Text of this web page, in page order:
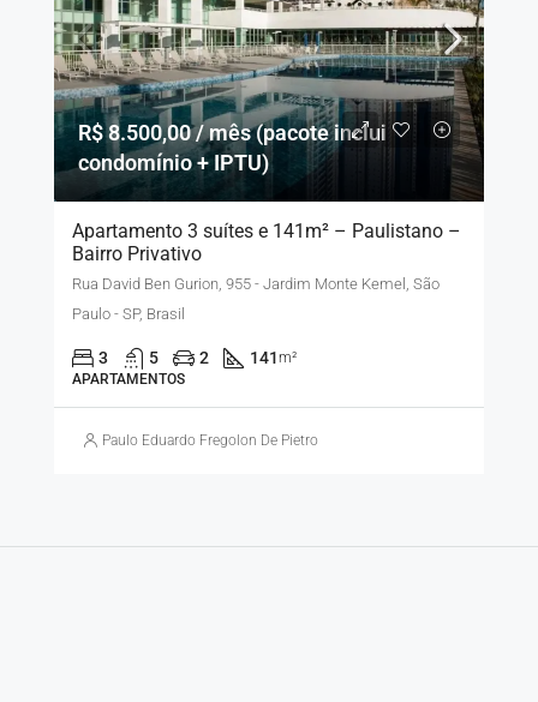
R$ 8.500,00 / mês (pacote inclui
condomínio + IPTU)
Apartamento 3 suítes e 141m² – Paulistano –
Bairro Privativo
Rua David Ben Gurion, 955 - Jardim Monte Kemel, São
Paulo - SP, Brasil
3 5 2 141m²
APARTAMENTOS
Paulo Eduardo Fregolon De Pietro